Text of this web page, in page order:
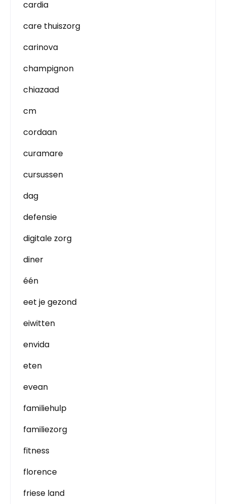
cardia
care thuiszorg
carinova
champignon
chiazaad
cm
cordaan
curamare
cursussen
dag
defensie
digitale zorg
diner
één
eet je gezond
eiwitten
envida
eten
evean
familiehulp
familiezorg
fitness
florence
friese land